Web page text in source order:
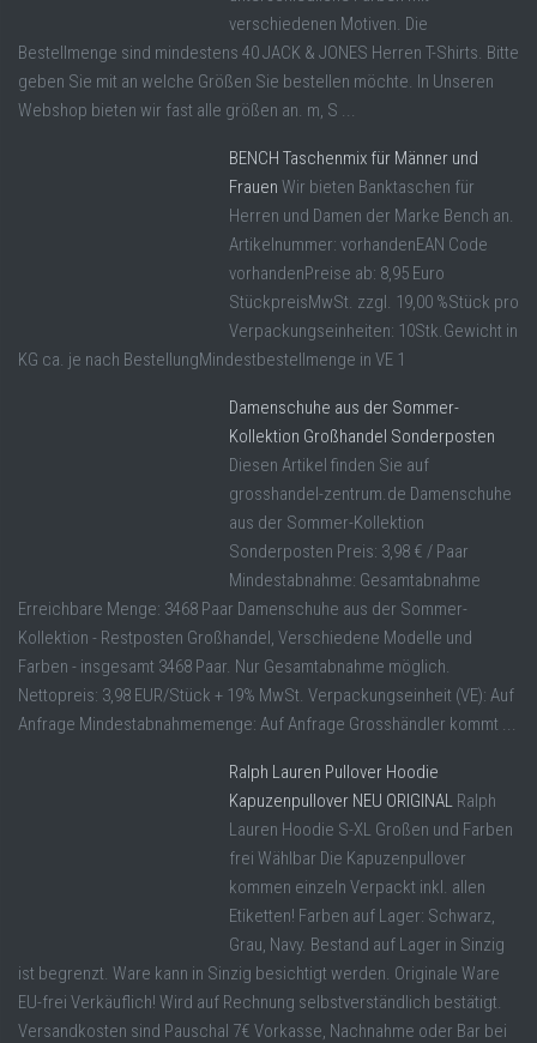
verschiedenen Motiven. Die
Bestellmenge sind mindestens 40 JACK & JONES Herren T-Shirts. Bitte
geben Sie mit an welche Größen Sie bestellen möchte. In Unseren
Webshop bieten wir fast alle größen an. m, S ...
BENCH Taschenmix für Männer und
Frauen Wir bieten Banktaschen für
Herren und Damen der Marke Bench an.
Artikelnummer: vorhandenEAN Code
vorhandenPreise ab: 8,95 Euro
StückpreisMwSt. zzgl. 19,00 %Stück pro
Verpackungseinheiten: 10Stk.Gewicht in
KG ca. je nach BestellungMindestbestellmenge in VE 1
Damenschuhe aus der Sommer-
Kollektion Großhandel Sonderposten
Diesen Artikel finden Sie auf
grosshandel-zentrum.de Damenschuhe
aus der Sommer-Kollektion
Sonderposten Preis: 3,98 € / Paar
Mindestabnahme: Gesamtabnahme
Erreichbare Menge: 3468 Paar Damenschuhe aus der Sommer-
Kollektion - Restposten Großhandel, Verschiedene Modelle und
Farben - insgesamt 3468 Paar. Nur Gesamtabnahme möglich.
Nettopreis: 3,98 EUR/Stück + 19% MwSt. Verpackungseinheit (VE): Auf
Anfrage Mindestabnahmemenge: Auf Anfrage Grosshändler kommt ...
Ralph Lauren Pullover Hoodie
Kapuzenpullover NEU ORIGINAL Ralph
Lauren Hoodie S-XL Großen und Farben
frei Wählbar Die Kapuzenpullover
kommen einzeln Verpackt inkl. allen
Etiketten! Farben auf Lager: Schwarz,
Grau, Navy. Bestand auf Lager in Sinzig
ist begrenzt. Ware kann in Sinzig besichtigt werden. Originale Ware
EU-frei Verkäuflich! Wird auf Rechnung selbstverständlich bestätigt.
Versandkosten sind Pauschal 7€ Vorkasse, Nachnahme oder Bar bei